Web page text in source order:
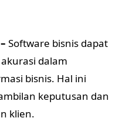
Software bisnis dapat
dalam
bisnis. Hal ini
keputusan dan
klien.